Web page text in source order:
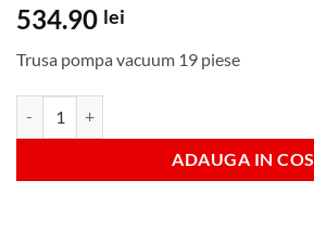
534.90 lei
Trusa pompa vacuum 19 piese
ADAUGA IN COS